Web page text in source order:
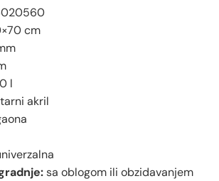
cm
l
akril
sa oblogom ili obzidavanjem